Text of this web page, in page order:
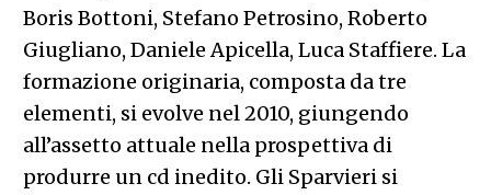
Boris Bottoni, Stefano Petrosino, Roberto
Giugliano, Daniele Apicella, Luca Staffiere. La
formazione originaria, composta da tre
elementi, si evolve nel 2010, giungendo
all’assetto attuale nella prospettiva di
produrre un cd inedito. Gli Sparvieri si